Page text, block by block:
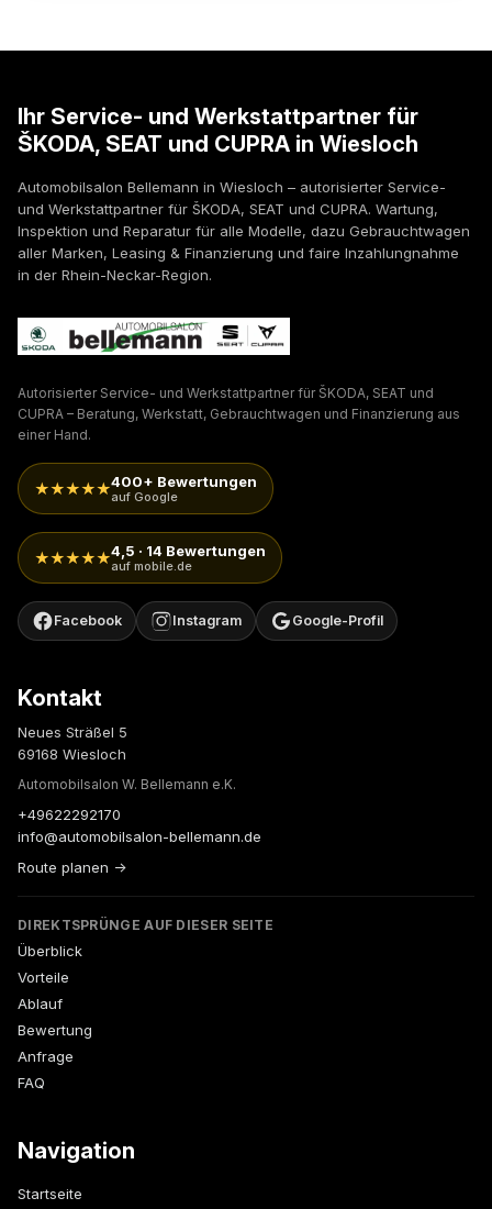
Ihr Service- und Werkstattpartner für
ŠKODA, SEAT und CUPRA in Wiesloch
Automobilsalon Bellemann in Wiesloch – autorisierter Service-
und Werkstattpartner für ŠKODA, SEAT und CUPRA. Wartung,
Inspektion und Reparatur für alle Modelle, dazu Gebrauchtwagen
aller Marken, Leasing & Finanzierung und faire Inzahlungnahme
in der Rhein-Neckar-Region.
Autorisierter Service- und Werkstattpartner für ŠKODA, SEAT und
CUPRA – Beratung, Werkstatt, Gebrauchtwagen und Finanzierung aus
einer Hand.
★★★★★400+ Bewertungen
auf Google
★★★★★4,5 · 14 Bewertungen
auf mobile.de
Facebook Instagram Google-Profil
Kontakt
Neues Sträßel 5
69168 Wiesloch
Automobilsalon W. Bellemann e.K.
+49622292170
info@automobilsalon-bellemann.de
Route planen →
DIREKTSPRÜNGE AUF DIESER SEITE
Überblick
Vorteile
Ablauf
Bewertung
Anfrage
FAQ
Navigation
Startseite